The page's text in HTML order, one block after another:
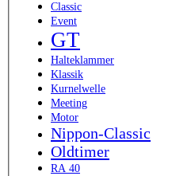
Classic
Event
GT
Halteklammer
Klassik
Kurnelwelle
Meeting
Motor
Nippon-Classic
Oldtimer
RA 40